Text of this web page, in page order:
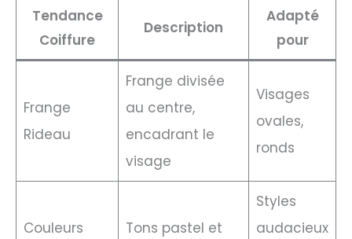
Tendance
Coiffure
Description
Adapté
pour
Frange
Rideau
Frange divisée
au centre,
encadrant le
visage
Visages
ovales,
ronds
Couleurs
Tons pastel et
Styles
audacieux